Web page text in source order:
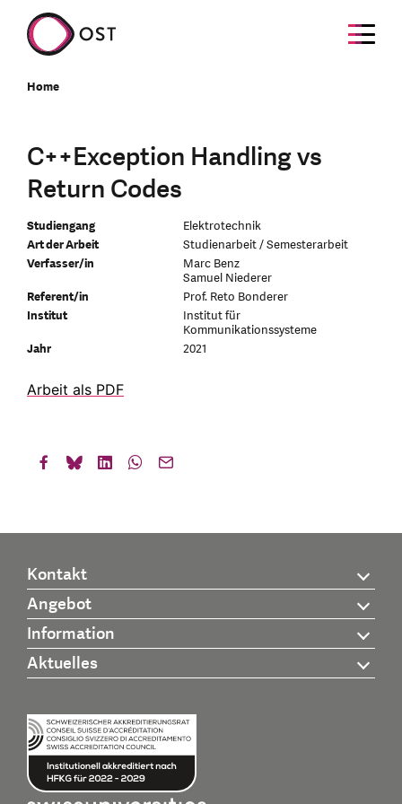
Home
C++Exception Handling vs
Return Codes
Studiengang
Elektrotechnik
Art der Arbeit
Studienarbeit / Semesterarbeit
Verfasser/in
Marc Benz
Samuel Niederer
Referent/in
Prof. Reto Bonderer
Institut
Institut für
Kommunikationssysteme
Jahr
2021
Arbeit als PDF
Kontakt
Angebot
Information
Aktuelles